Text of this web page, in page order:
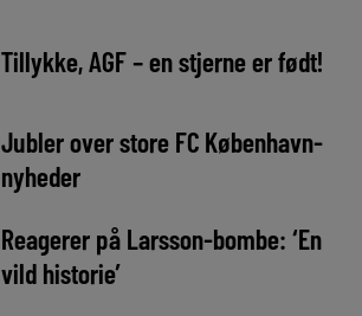
Tillykke, AGF – en stjerne er født!
Jubler over store FC København-
nyheder
Reagerer på Larsson-bombe: ‘En
vild historie’